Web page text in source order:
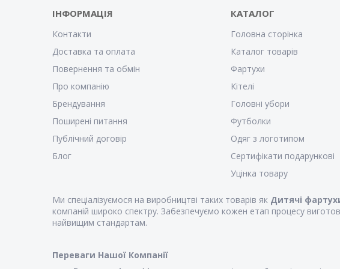
ІНФОРМАЦІЯ
Контакти
Доставка та оплата
Повернення та обмін
Про компанію
Брендування
Поширені питання
Публічний договір
Блог
КАТАЛОГ
Головна сторінка
Каталог товарів
Фартухи
Кітелі
Головні убори
Футболки
Одяг з логотипом
Сертифікати подарункові
Уцінка товару
Ми спеціалізуємося на виробництві таких товарів як Дитячі
компаній широко спектру. Забезпечуємо кожен етап процесу
найвищим стандартам.
Переваги Нашої Компанії